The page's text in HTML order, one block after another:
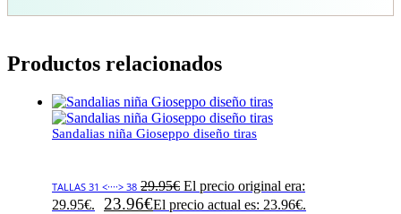
Productos relacionados
Sandalias niña Gioseppo diseño tiras
TALLAS 31 <····> 38 29.95€ El precio original era:
29.95€.
23.96€El precio actual es: 23.96€.